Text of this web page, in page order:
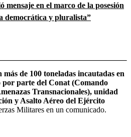
mensaje en el marco de la posesión
democrática y pluralista”
de 100 toneladas incautadas en
por parte del Conat (Comando
Transnacionales), unidad
y Asalto Aéreo del Ejército
Militares en un comunicado.